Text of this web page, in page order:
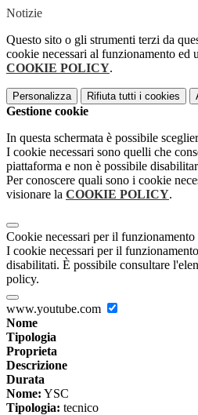
Notizie
Questo sito o gli strumenti terzi da
cookie necessari al funzionamento
COOKIE POLICY.
Personalizza Rifiuta tutti i cookies
Gestione cookie
In questa schermata è possibile
I cookie necessari sono quelli che
piattaforma e non è possibile
Per conoscere quali sono i cookie
visionare la COOKIE POLICY.
Cookie necessari per il funzionamento
I cookie necessari per il
disabilitati. È possibile consultare
policy.
www.youtube.com
Nome
Tipologia
Proprieta
Descrizione
Durata
Nome: YSC
Tipologia: tecnico